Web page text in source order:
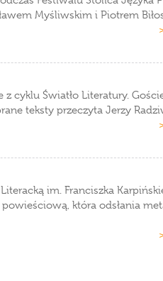
Myśliwskim i Piotrem
cyklu Światło Literatury.
teksty przeczyta Jerzy
im. Franciszka
która odsłania